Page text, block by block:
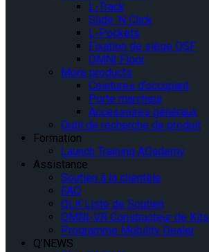
L-Track
Slide ‘N Click
L-Pockets
Fixation de siège QSF
OMNI Floor
More products
Ceintures d’occupant
Porte marcheur
Accessoires généraux
Outil de recherche de produit
Formation
Launch Training AQademy
Assistance
Soutien à la clientèle
FAQ
QLK Liste de Soutien
OMNI-VR Constructeur de Kits
Programme Mobility Dealer
Q’NEWS